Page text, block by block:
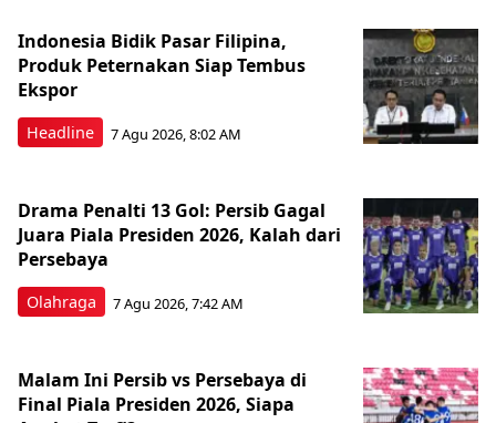
Headline
Indonesia Bidik Pasar Filipina,
Produk Peternakan Siap Tembus
Ekspor
7 Agu 2026, 8:02 AM
Olahraga
Drama Penalti 13 Gol: Persib Gagal
Juara Piala Presiden 2026, Kalah dari
Persebaya
7 Agu 2026, 7:42 AM
Malam Ini Persib vs Persebaya di
Final Piala Presiden 2026, Siapa